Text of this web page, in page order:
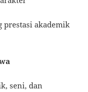
prestasi akademik
seni, dan